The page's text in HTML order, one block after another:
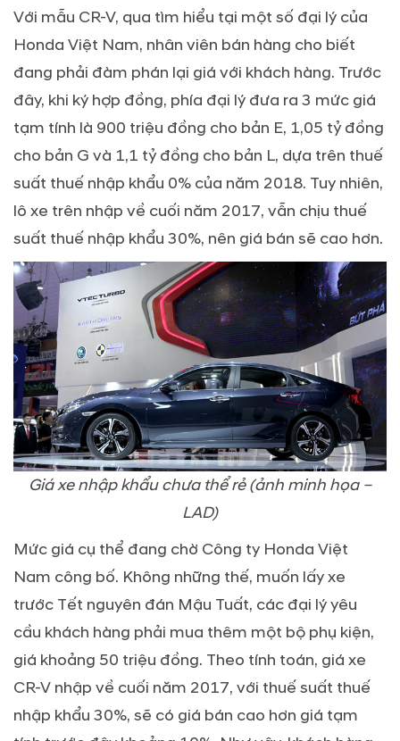
Với mẫu CR-V, qua tìm hiểu tại một số đại lý của
Honda Việt Nam, nhân viên bán hàng cho biết
đang phải đàm phán lại giá với khách hàng. Trước
đây, khi ký hợp đồng, phía đại lý đưa ra 3 mức giá
tạm tính là 900 triệu đồng cho bản E, 1,05 tỷ đồng
cho bản G và 1,1 tỷ đồng cho bản L, dựa trên thuế
suất thuế nhập khẩu 0% của năm 2018. Tuy nhiên,
lô xe trên nhập về cuối năm 2017, vẫn chịu thuế
suất thuế nhập khẩu 30%, nên giá bán sẽ cao hơn.
Giá xe nhập khẩu chưa thể rẻ (ảnh minh họa –
LAD)
Mức giá cụ thể đang chờ Công ty Honda Việt
Nam công bố. Không những thế, muốn lấy xe
trước Tết nguyên đán Mậu Tuất, các đại lý yêu
cầu khách hàng phải mua thêm một bộ phụ kiện,
giá khoảng 50 triệu đồng. Theo tính toán, giá xe
CR-V nhập về cuối năm 2017, với thuế suất thuế
nhập khẩu 30%, sẽ có giá bán cao hơn giá tạm